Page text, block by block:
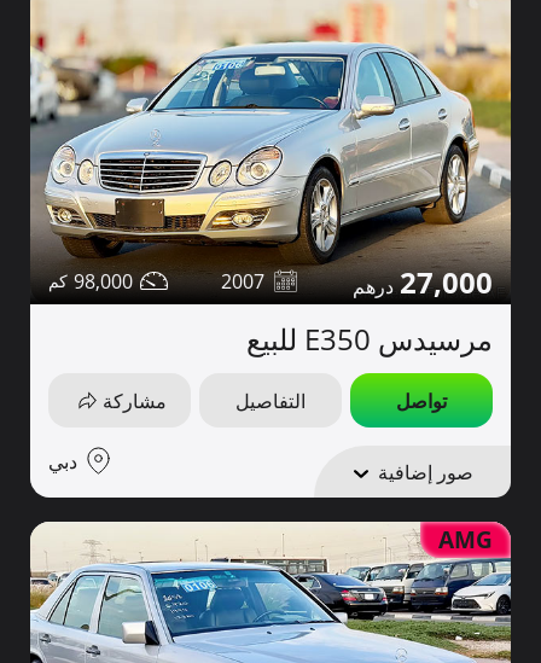
27,000
2007
98,000
مرسيدس E350 للبيع
تواصل التفاصيل مشاركة
صور إضافية دبي
AMG